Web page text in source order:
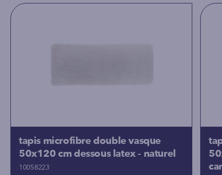
tapis microfibre double vasque
50x120 cm dessous latex - naturel
10058223